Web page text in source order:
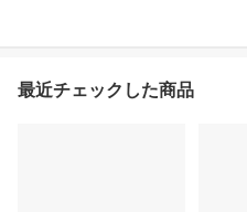
最近チェックした商品